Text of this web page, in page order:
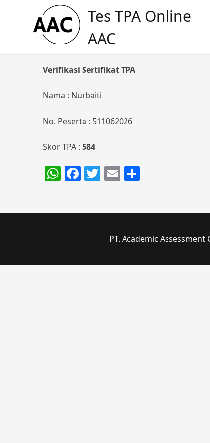
Tes TPA Online
AAC
Verifikasi Sertifikat TPA
Nama : Nurbaiti
No. Peserta : 511062026
Skor TPA : 584
WhatsApp
Facebook
Twitter
Email
PT. Academic